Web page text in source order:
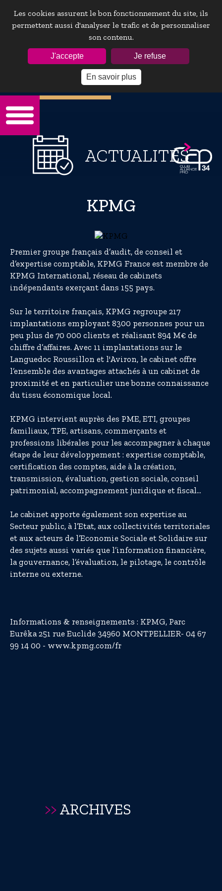
Les cookies assurent le bon fonctionnement du site, ils
permettent aussi d'analyser le trafic et de personnaliser
son contenu.
J'accepte Je refuse
En savoir plus
Mot de passe oublie ?
ACTUALITÉS
KPMG
Premier groupe français d’audit, de conseil et
d’expertise comptable, KPMG France est membre de
KPMG International, réseau de cabinets
indépendants exerçant dans 155 pays.
Sur le territoire français, KPMG regroupe 217
implantations employant 8300 personnes pour un
peu plus de 70 000 clients et réalisant 894 M€ de
chiffre d’affaires. Avec 11 implantations sur le
Languedoc Roussillon et l'Aviron, le cabinet offre
l’ensemble des avantages attachés à un cabinet de
proximité et en particulier une bonne connaissance
du tissu économique local.
KPMG intervient auprès des PME, ETI, groupes
familiaux, TPE, artisans, commerçants et
professions libérales pour les accompagner à chaque
étape de leur développement : expertise comptable,
certification des comptes, aide à la création,
transmission, évaluation, gestion sociale, conseil
patrimonial, accompagnement juridique et fiscal…
Le cabinet apporte également son expertise au
Secteur public, à l’Etat, aux collectivités territoriales
et aux acteurs de l’Economie Sociale et Solidaire sur
des sujets aussi variés que l’information financière,
la gouvernance, l’évaluation, le pilotage, le contrôle
interne ou externe.
Informations & renseignements : KPMG, Parc
Eurêka 251 rue Euclide 34960 MONTPELLIER- 04 67
99 14 00 - www.kpmg.com/fr
>>ARCHIVES